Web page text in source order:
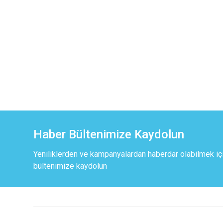
Haber Bültenimize Kaydolun
Yeniliklerden ve kampanyalardan haberdar olabilmek
bültenimize kaydolun